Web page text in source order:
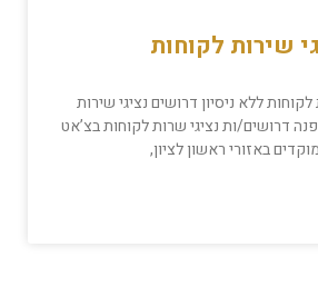
שירות לקוחות
ללא ניסיון דרושים נציגי שירות
דרושים/ות נציגי שרות לקוחות בצ’אט
באזורי ראשון לציון,